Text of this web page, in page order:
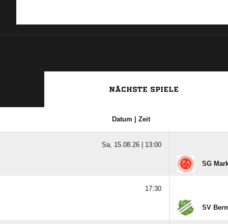
NÄCHSTE SPIELE
Datum | Zeit
Sa, 15.08.26 | 13:00
SG
17:30
SV